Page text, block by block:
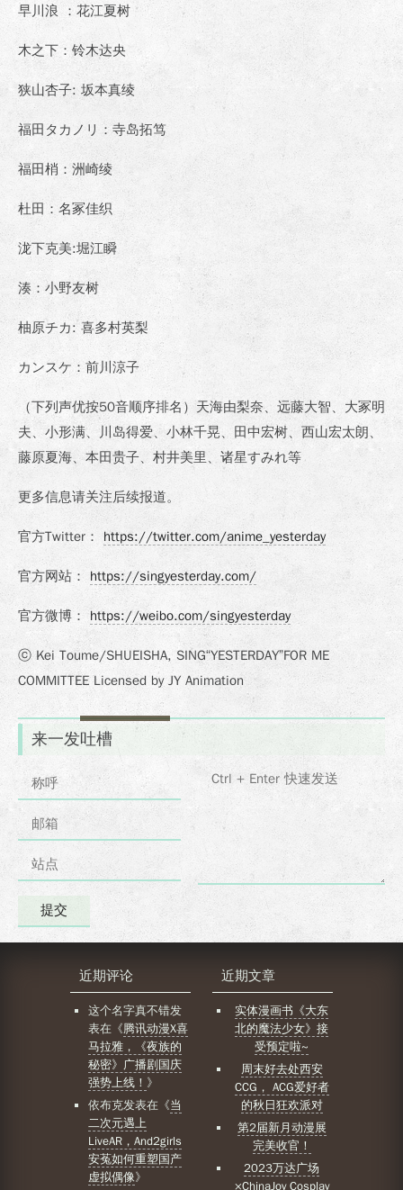
早川浪 ：花江夏树
木之下：铃木达央
狭山杏子: 坂本真绫
福田タカノリ：寺岛拓笃
福田梢：洲崎绫
杜田：名冢佳织
泷下克美:堀江瞬
湊：小野友树
柚原チカ: 喜多村英梨
カンスケ：前川涼子
（下列声优按50音顺序排名）天海由梨奈、远藤大智、大冢明
夫、小形满、川岛得爱、小林千晃、田中宏树、西山宏太朗、
藤原夏海、本田贵子、村井美里、诸星すみれ等
更多信息请关注后续报道。
官方Twitter： https://twitter.com/anime_yesterday
官方网站： https://singyesterday.com/
官方微博： https://weibo.com/singyesterday
ⓒ Kei Toume/SHUEISHA, SING“YESTERDAY”FOR ME
COMMITTEE Licensed by JY Animation
来一发吐槽
近期评论
这个名字真不错发
表在《腾讯动漫X喜
马拉雅，《夜族的
秘密》广播剧国庆
强势上线！ 》
依布克发表在《当
二次元遇上
LiveAR，And2girls
安菟如何重塑国产
虚拟偶像》
近期文章
实体漫画书《大东
北的魔法少女》接
受预定啦~
周末好去处西安
CCG， ACG爱好者
的秋日狂欢派对
第2届新月动漫展
完美收官！
2023万达广场
×ChinaJoy Cosplay